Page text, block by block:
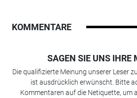
KOMMENTARE
SAGEN SIE UNS IHRE
Die qualifizierte Meinung unserer Leser
ist ausdrücklich erwünscht. Bitte
Kommentaren auf die Netiquette, um